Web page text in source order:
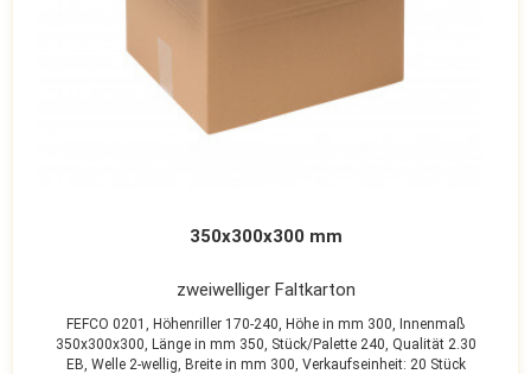
350x300x300 mm
zweiwelliger Faltkarton
FEFCO 0201, Höhenriller 170-240, Höhe in mm 300, Innenmaß
350x300x300, Länge in mm 350, Stück/Palette 240, Qualität 2.30
EB, Welle 2-wellig, Breite in mm 300, Verkaufseinheit: 20 Stück